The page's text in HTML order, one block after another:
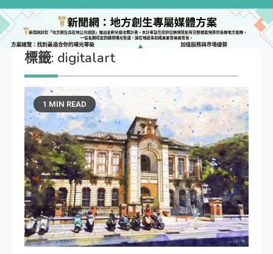
標籤: digitalart
1 MIN READ